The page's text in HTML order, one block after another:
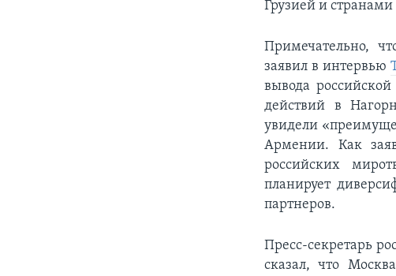
Грузией и
Примечательно,
заявил в интервью
вывода
действий в
увидели
Армении. Как
российских
планирует
партнеров.
Пресс-секретарь
сказал, что